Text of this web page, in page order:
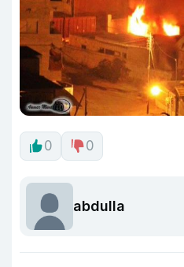
0 0
abdulla